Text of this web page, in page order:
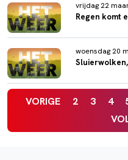
vrijdag 22
Regen komt
woensdag 20
VORIGE 2 3 4